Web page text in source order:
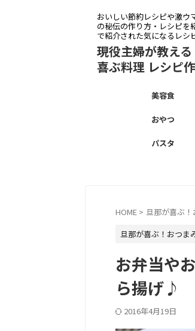
おいしい節約レシピや激ウ
の秘伝の作り方・レシピを
で紹介された気になるレシ
現役主婦が教え
喜ぶ料理 レシピ
美容食
おやつ
パスタ
HOME > 旦那が喜ぶ
旦那が喜ぶ！おつま
お弁当や
ら揚げ♪
2016年4月19日